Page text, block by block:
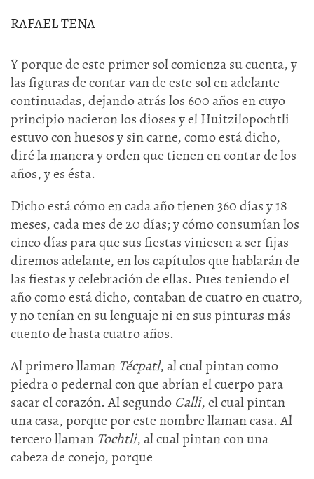
RAFAEL TENA
Y porque de este primer sol comienza su cuenta, y
las figuras de contar van de este sol en adelante
continuadas, dejando atrás los 600 años en cuyo
principio nacieron los dioses y el Huitzilopochtli
estuvo con huesos y sin carne, como está dicho,
diré la manera y orden que tienen en contar de los
años, y es ésta.
Dicho está cómo en cada año tienen 360 días y 18
meses, cada mes de 20 días; y cómo consumían los
cinco días para que sus fiestas viniesen a ser fijas
diremos adelante, en los capítulos que hablarán de
las fiestas y celebración de ellas. Pues teniendo el
año como está dicho, contaban de cuatro en cuatro,
y no tenían en su lenguaje ni en sus pinturas más
cuento de hasta cuatro años.
Al primero llaman Técpatl, al cual pintan como
piedra o pedernal con que abrían el cuerpo para
sacar el corazón. Al segundo Calli, el cual pintan
una casa, porque por este nombre llaman casa. Al
tercero llaman Tochtli, al cual pintan con una
cabeza de conejo, porque